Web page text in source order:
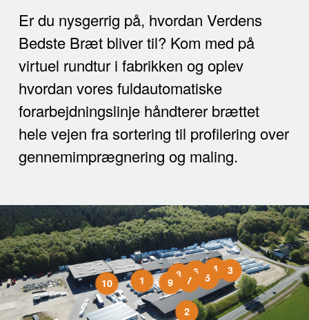
Er du nysgerrig på, hvordan Verdens
Bedste Bræt bliver til? Kom med på
virtuel rundtur i fabrikken og oplev
hvordan vores fuldautomatiske
forarbejdningslinje håndterer brættet
hele vejen fra sortering til profilering over
gennemimprægnering og maling.
2
1
3
4
5
6
7
8
9
10